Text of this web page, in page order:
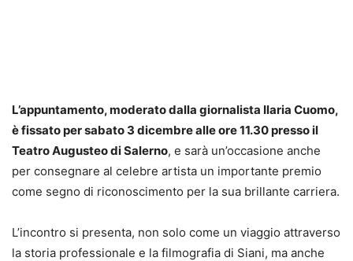
L’appuntamento, moderato dalla giornalista Ilaria Cuomo,
è fissato per sabato 3 dicembre alle ore 11.30 presso il
Teatro Augusteo di Salerno, e sarà un’occasione anche
per consegnare al celebre artista un importante premio
come segno di riconoscimento per la sua brillante carriera.
L’incontro si presenta, non solo come un viaggio attraverso
la storia professionale e la filmografia di Siani, ma anche